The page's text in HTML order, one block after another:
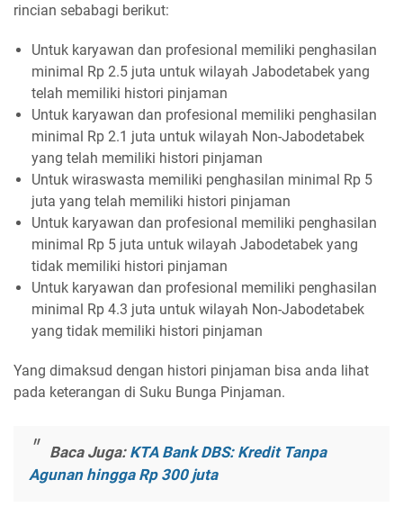
rincian sebabagi berikut:
Untuk karyawan dan profesional memiliki penghasilan
minimal Rp 2.5 juta untuk wilayah Jabodetabek yang
telah memiliki histori pinjaman
Untuk karyawan dan profesional memiliki penghasilan
minimal Rp 2.1 juta untuk wilayah Non-Jabodetabek
yang telah memiliki histori pinjaman
Untuk wiraswasta memiliki penghasilan minimal Rp 5
juta yang telah memiliki histori pinjaman
Untuk karyawan dan profesional memiliki penghasilan
minimal Rp 5 juta untuk wilayah Jabodetabek yang
tidak memiliki histori pinjaman
Untuk karyawan dan profesional memiliki penghasilan
minimal Rp 4.3 juta untuk wilayah Non-Jabodetabek
yang tidak memiliki histori pinjaman
Yang dimaksud dengan histori pinjaman bisa anda lihat
pada keterangan di Suku Bunga Pinjaman.
Baca Juga: KTA Bank DBS: Kredit Tanpa
Agunan hingga Rp 300 juta